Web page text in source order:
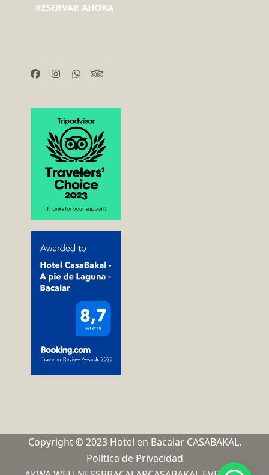
RESERVAR AHORA
Facebook
Instagram
WhatsappTripadvisor
Copyright © 2023 Hotel en Bacalar CASABAKAL.
Política de Privacidad